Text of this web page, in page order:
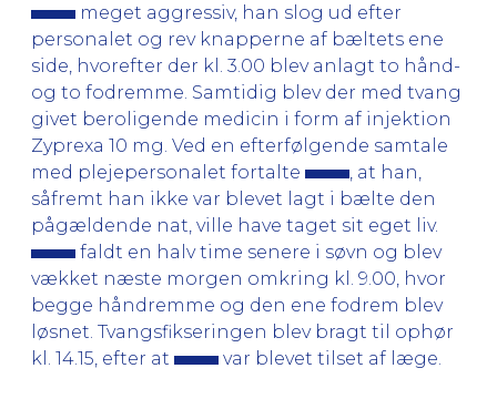
meget aggressiv, han slog ud efter
personalet og rev knapperne af bæltets ene
side, hvorefter der kl. 3.00 blev anlagt to hånd-
og to fodremme. Samtidig blev der med tvang
givet beroligende medicin i form af injektion
Zyprexa 10 mg. Ved en efterfølgende samtale
med plejepersonalet fortalte
, at han,
såfremt han ikke var blevet lagt i bælte den
pågældende nat, ville have taget sit eget liv.
faldt en halv time senere i søvn og blev
vækket næste morgen omkring kl. 9.00, hvor
begge håndremme og den ene fodrem blev
løsnet. Tvangsfikseringen blev bragt til ophør
kl. 14.15, efter at
var blevet tilset af læge.